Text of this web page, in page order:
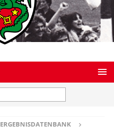
ERGEBNISDATENBANK